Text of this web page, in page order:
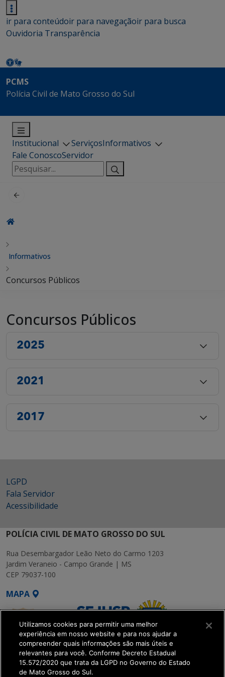
ir para conteúdoir para navegaçãoir para busca
Ouvidoria Transparência
PCMS
Polícia Civil de Mato Grosso do Sul
Institucional ServiçosInformativos
Fale ConoscoServidor
Pesquisar
por:
Informativos
Concursos Públicos
Concursos Públicos
2025
2021
2017
LGPD
Fala Servidor
Acessibilidade
POLÍCIA CIVIL DE MATO GROSSO DO SUL
Rua Desembargador Leão Neto do Carmo 1203
Jardim Veraneio - Campo Grande | MS
CEP 79037-100
MAPA
SETDIG | Secretaria-
Utilizamos cookies para permitir uma melhor
experiência em nosso website e para nos ajudar a
compreender quais informações são mais úteis e
relevantes para você. Conforme Decreto Estadual
15.572/2020 que trata da LGPD no Governo do Estado
de Mato Grosso do Sul.